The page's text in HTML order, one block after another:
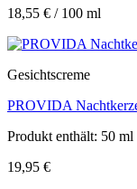
18,55 € / 100 ml
Gesichtscreme
PROVIDA
Produkt enthält: 50 ml
19,95 €